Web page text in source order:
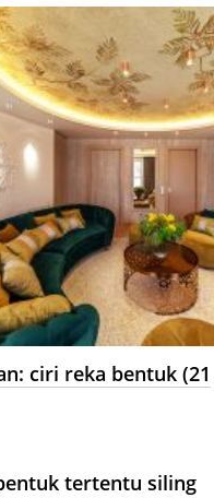
ciri reka bentuk (21
tertentu siling